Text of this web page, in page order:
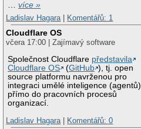
…více »
Ladislav Hagara
Komentářů: 1
Cloudflare OS
včera 17:00 | Zajímavý software
Společnost Cloudflare představila
Cloudflare OS
(GitHub ), tj. open
source platformu navrženou pro
integraci umělé inteligence (agentů)
přímo do pracovních procesů
organizací.
Ladislav Hagara
Komentářů: 0